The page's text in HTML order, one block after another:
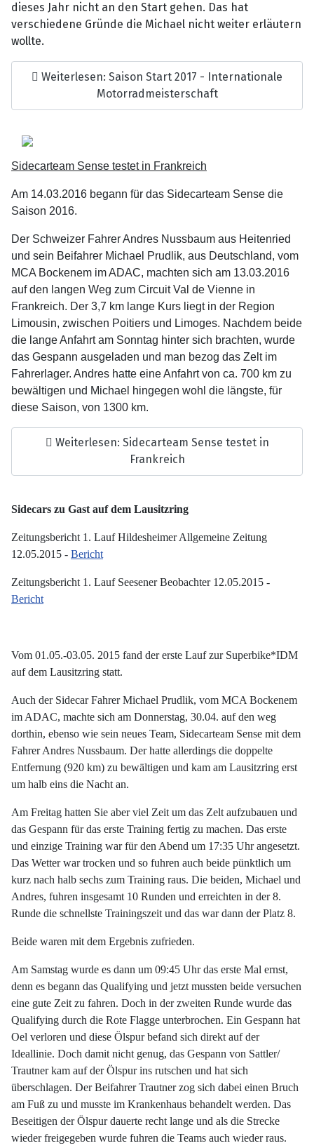
dieses Jahr nicht an den Start gehen. Das hat
verschiedene Gründe die Michael nicht weiter erläutern
wollte.
Weiterlesen: Saison Start 2017 - Internationale
Motorradmeisterschaft
Sidecarteam Sense testet in Frankreich
Am 14.03.2016 begann für das Sidecarteam Sense die
Saison 2016.
Der Schweizer Fahrer Andres Nussbaum aus Heitenried
und sein Beifahrer Michael Prudlik, aus Deutschland, vom
MCA Bockenem im ADAC, machten sich am 13.03.2016
auf den langen Weg zum Circuit Val de Vienne in
Frankreich. Der 3,7 km lange Kurs liegt in der Region
Limousin, zwischen Poitiers und Limoges. Nachdem beide
die lange Anfahrt am Sonntag hinter sich brachten, wurde
das Gespann ausgeladen und man bezog das Zelt im
Fahrerlager. Andres hatte eine Anfahrt von ca. 700 km zu
bewältigen und Michael hingegen wohl die längste, für
diese Saison, von 1300 km.
Weiterlesen: Sidecarteam Sense testet in
Frankreich
Sidecars zu Gast auf dem Lausitzring
Zeitungsbericht 1. Lauf Hildesheimer Allgemeine Zeitung
12.05.2015 - Bericht
Zeitungsbericht 1. Lauf Seesener Beobachter 12.05.2015 -
Bericht
Vom 01.05.-03.05. 2015 fand der erste Lauf zur Superbike*IDM
auf dem Lausitzring statt.
Auch der Sidecar Fahrer Michael Prudlik, vom MCA Bockenem
im ADAC, machte sich am Donnerstag, 30.04. auf den weg
dorthin, ebenso wie sein neues Team, Sidecarteam Sense mit dem
Fahrer Andres Nussbaum. Der hatte allerdings die doppelte
Entfernung (920 km) zu bewältigen und kam am Lausitzring erst
um halb eins die Nacht an.
Am Freitag hatten Sie aber viel Zeit um das Zelt aufzubauen und
das Gespann für das erste Training fertig zu machen. Das erste
und einzige Training war für den Abend um 17:35 Uhr angesetzt.
Das Wetter war trocken und so fuhren auch beide pünktlich um
kurz nach halb sechs zum Training raus. Die beiden, Michael und
Andres, fuhren insgesamt 10 Runden und erreichten in der 8.
Runde die schnellste Trainingszeit und das war dann der Platz 8.
Beide waren mit dem Ergebnis zufrieden.
Am Samstag wurde es dann um 09:45 Uhr das erste Mal ernst,
denn es begann das Qualifying und jetzt mussten beide versuchen
eine gute Zeit zu fahren. Doch in der zweiten Runde wurde das
Qualifying durch die Rote Flagge unterbrochen. Ein Gespann hat
Oel verloren und diese Ölspur befand sich direkt auf der
Ideallinie. Doch damit nicht genug, das Gespann von Sattler/
Trautner kam auf der Ölspur ins rutschen und hat sich
überschlagen. Der Beifahrer Trautner zog sich dabei einen Bruch
am Fuß zu und musste im Krankenhaus behandelt werden. Das
Beseitigen der Ölspur dauerte recht lange und als die Strecke
wieder freigegeben wurde fuhren die Teams auch wieder raus.